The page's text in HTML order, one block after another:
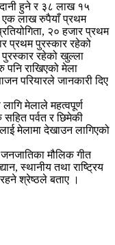
हुने र ३८ लाख १५
एक लाख रुपैयाँ प्रथम
२० हजार प्रथम
प्रथम पुरस्कार रहेको
पुरस्कार रहेको खुल्ला
राखिएको मेला
परियारले जानकारी दिए
मेलाले महत्वपूर्ण
पर्वत र छिमेकी
मेलामा देखाउन लागिएको
जनजातिका मौलिक गीत
स्थानीय तथा राष्ट्रिय
श्रेष्ठले बताए ।